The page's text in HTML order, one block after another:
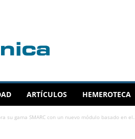
ARTÍCULOS HEMEROTECA
su gama SMARC con un nuevo módulo basado en